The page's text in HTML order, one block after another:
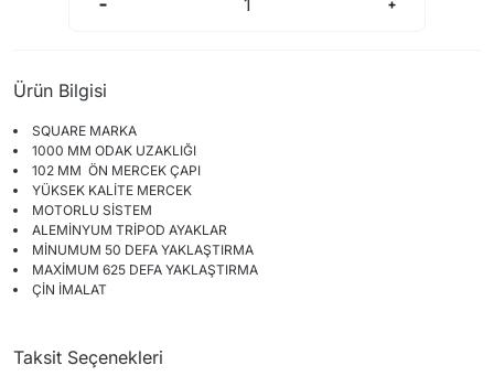
Ürün Bilgisi
SQUARE MARKA
1000 MM ODAK UZAKLIĞI
102 MM ÖN MERCEK ÇAPI
YÜKSEK KALİTE MERCEK
MOTORLU SİSTEM
ALEMİNYUM TRİPOD AYAKLAR
MİNUMUM 50 DEFA YAKLAŞTIRMA
MAXİMUM 625 DEFA YAKLAŞTIRMA
ÇİN İMALAT
Taksit Seçenekleri